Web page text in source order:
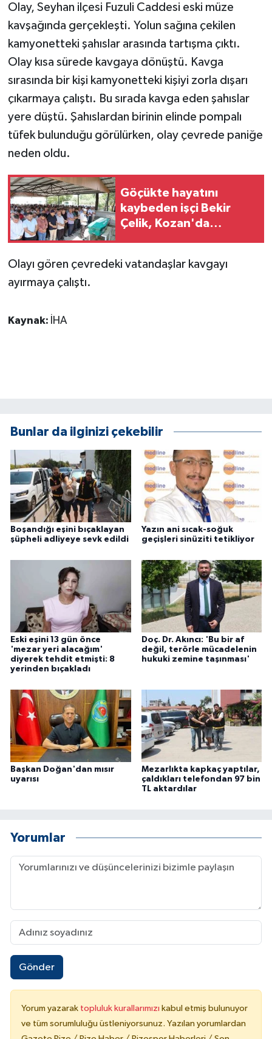
Olay, Seyhan ilçesi Fuzuli Caddesi eski müze
kavşağında gerçekleşti. Yolun sağına çekilen
kamyonetteki şahıslar arasında tartışma çıktı.
Olay kısa sürede kavgaya dönüştü. Kavga
sırasında bir kişi kamyonetteki kişiyi zorla dışarı
çıkarmaya çalıştı. Bu sırada kavga eden şahıslar
yere düştü. Şahıslardan birinin elinde pompalı
tüfek bulunduğu görülürken, olay çevrede paniğe
neden oldu.
Göçükte hayatını
kaybeden işçi Bekir
Çelik, Kozan'da
Olayı gören çevredeki vatandaşlar kavgayı
ayırmaya çalıştı.
Kaynak: İHA
Bunlar da ilginizi çekebilir
Boşandığı eşini bıçaklayan
şüpheli adliyeye sevk edildi
Yazın ani sıcak-soğuk
geçişleri sinüziti tetikliyor
Eski eşini 13 gün önce
'mezar yeri alacağım'
diyerek tehdit etmişti: 8
yerinden bıçakladı
Doç. Dr. Akıncı: 'Bu bir af
değil, terörle mücadelenin
hukuki zemine taşınması'
Başkan Doğan'dan mısır
uyarısı
Mezarlıkta kapkaç yaptılar,
çaldıkları telefondan 97 bin
TL aktardılar
Yorumlar
Gönder
Yorum yazarak topluluk kurallarımızı kabul etmiş bulunuyor
ve tüm sorumluluğu üstleniyorsunuz. Yazılan yorumlardan
GÜNDEM
Güvenlik
HABERDE İNSAN
İNSAN
İş Dünyası
Kadın
KÜLTÜR SANAT
Otomobil
POLİTİKA
Turizm
ÜLKE GÜNDEMİ
YAŞAM
YEREL
Yerel Haberler